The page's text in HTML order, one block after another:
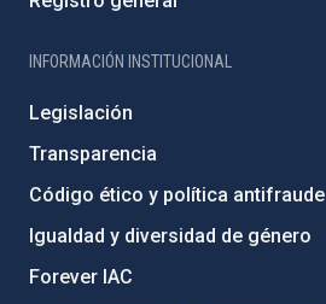
INFORMACIÓN INSTITUCIONAL
Legislación
Transparencia
Código ético y política antifraude
Igualdad y diversidad de género
Forever IAC